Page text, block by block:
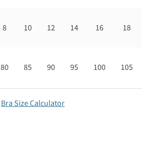
8 10 12 14 16 18
80 85 90 95 100 105
Bra Size Calculator